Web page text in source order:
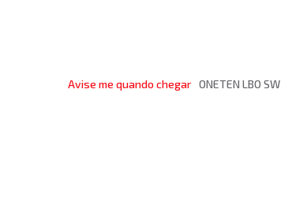
Avise me quando chegar ONETEN LBO SW